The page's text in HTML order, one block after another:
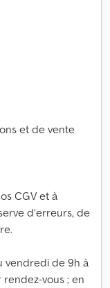
et de vente
CGV et à
d’erreurs, de
vendredi de 9h à
rendez-vous ; en